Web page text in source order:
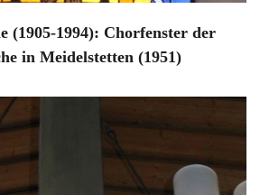
(1905-1994): Chorfenster der
in Meidelstetten (1951)